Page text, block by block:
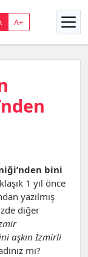
A+
bini
1 yıl önce
yazılmış
diğer
aşkın İzmirli
mı?